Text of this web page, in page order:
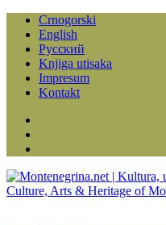
Crnogorski
English
Русский
Knjiga utisaka
Impresum
Kontakt